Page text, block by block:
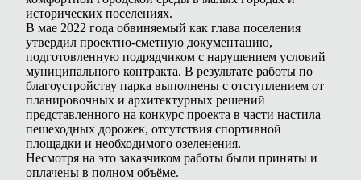
исторических поселениях.
В мае 2022 года обвиняемый как глава поселения
утвердил проектно-сметную документацию,
подготовленную подрядчиком с нарушением условий
муниципального контракта. В результате работы по
благоустройству парка выполнены с отступлением от
планировочных и архитектурных решений
представленного на конкурс проекта в части настила
пешеходных дорожек, отсутствия спортивной
площадки и необходимого озеленения.
Несмотря на это заказчиком работы были приняты и
оплачены в полном объёме.